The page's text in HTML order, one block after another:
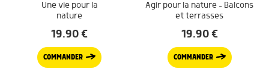
Une vie pour la
nature
19.90€
COMMANDER
Agir pour la nature – Balcons
et terrasses
19.90€
COMMANDER